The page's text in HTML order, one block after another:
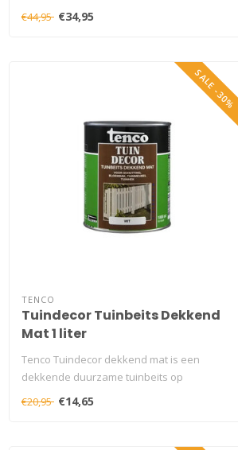
klassieke, ..
€44,95 €34,95
SALE -30%
TENCO
Tuindecor Tuinbeits Dekkend
Mat 1 liter
Tenco Tuindecor dekkend mat is een
dekkende duurzame tuinbeits op
€20,95 €14,65